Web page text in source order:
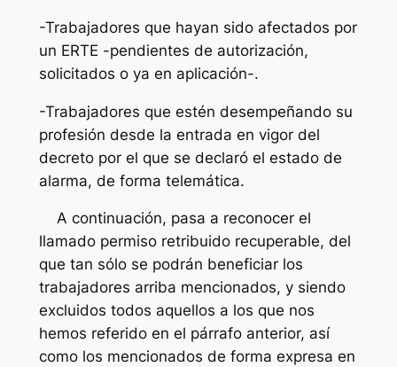
-Trabajadores que hayan sido afectados por
un ERTE -pendientes de autorización,
solicitados o ya en aplicación-.
-Trabajadores que estén desempeñando su
profesión desde la entrada en vigor del
decreto por el que se declaró el estado de
alarma, de forma telemática.
A continuación, pasa a reconocer el
llamado permiso retribuido recuperable, del
que tan sólo se podrán beneficiar los
trabajadores arriba mencionados, y siendo
excluidos todos aquellos a los que nos
hemos referido en el párrafo anterior, así
como los mencionados de forma expresa en